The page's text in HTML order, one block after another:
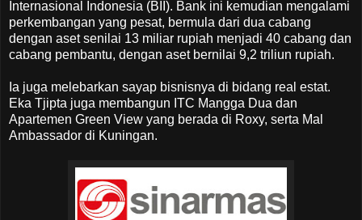
Internasional Indonesia (BII). Bank ini kemudian mengalami
perkembangan yang pesat, bermula dari dua cabang
dengan aset senilai 13 miliar rupiah menjadi 40 cabang dan
cabang pembantu, dengan aset bernilai 9,2 triliun rupiah.
Ia juga melebarkan sayap bisnisnya di bidang real estat.
Eka Tjipta juga membangun ITC Mangga Dua dan
Apartemen Green View yang berada di Roxy, serta Mal
Ambassador di Kuningan.